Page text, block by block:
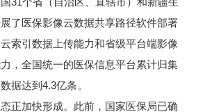
了医保影像云数据共享路径软件部署
索引数据上传能力和省级平台端影像
，全国统一的医保信息平台累计归集
据达到4.3亿条。
加快形成。此前，国家医保局已确